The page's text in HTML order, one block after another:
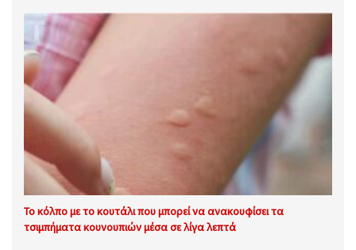
Το κόλπο με το κουτάλι που μπορεί να ανακουφίσει τα
τσιμπήματα κουνουπιών μέσα σε λίγα λεπτά